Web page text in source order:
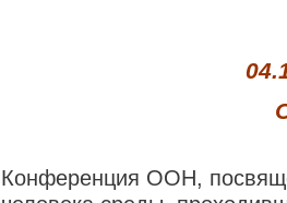
Конференция ООН,